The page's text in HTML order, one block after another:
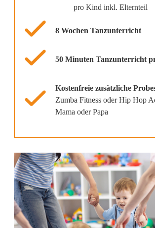
pro Kind inkl. Elternteil
8 Wochen Tanzunterricht
50 Minuten Tanzunterricht
Kostenfreie zusätzliche
Zumba Fitness oder Hip Hop
Mama oder Papa